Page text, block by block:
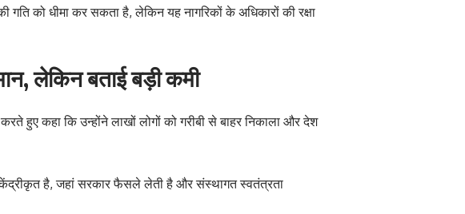
को धीमा कर सकता है, लेकिन यह नागरिकों के अधिकारों की रक्षा
लेकिन बताई बड़ी कमी
हुए कहा कि उन्होंने लाखों लोगों को गरीबी से बाहर निकाला और देश
केंद्रीकृत है, जहां सरकार फैसले लेती है और संस्थागत स्वतंत्रता